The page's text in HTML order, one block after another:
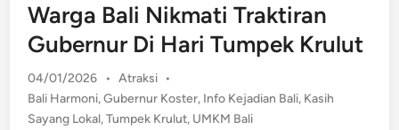
Warga Bali Nikmati Traktiran
Gubernur Di Hari Tumpek Krulut
04/01/2026 • Posted
in
Atraksi •
Bali Harmoni,Gubernur Koster, Info Kejadian Bali, Kasih
Sayang Lokal,Tumpek Krulut, UMKM Bali